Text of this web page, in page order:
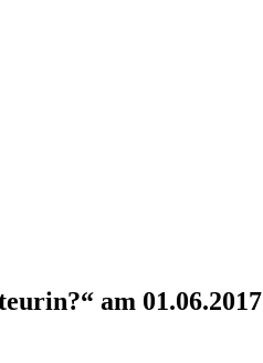
am 01.06.2017